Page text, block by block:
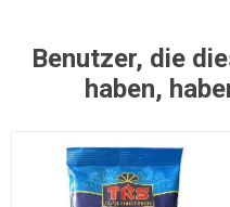
Benutzer, die
haben,